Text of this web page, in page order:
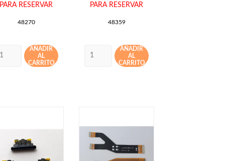
PARA RESERVAR
48270
AÑADIR
AL
CARRITO
PARA RESERVAR
48359
AÑADIR
AL
CARRITO